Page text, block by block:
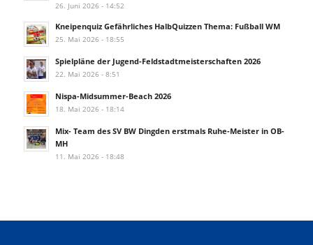
26. Juni 2026 - 14:52
Kneipenquiz Gefährliches HalbQuizzen Thema: Fußball WM
25. Mai 2026 - 18:55
Spielpläne der Jugend-Feldstadtmeisterschaften 2026
22. Mai 2026 - 8:51
Nispa-Midsummer-Beach 2026
18. Mai 2026 - 18:14
Mix- Team des SV BW Dingden erstmals Ruhe-Meister in OB-
MH
11. Mai 2026 - 18:48